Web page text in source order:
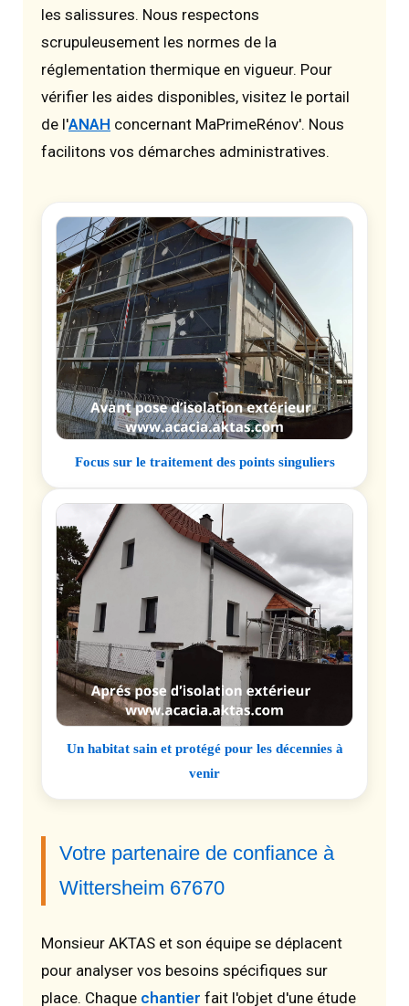
les salissures. Nous respectons
scrupuleusement les normes de la
réglementation thermique en vigueur. Pour
vérifier les aides disponibles, visitez le portail
de l'ANAH concernant MaPrimeRénov'. Nous
facilitons vos démarches administratives.
Focus sur le traitement des points singuliers
Un habitat sain et protégé pour les décennies à
venir
Votre partenaire de confiance à
Wittersheim 67670
Monsieur AKTAS et son équipe se déplacent
pour analyser vos besoins spécifiques sur
place. Chaque chantier fait l'objet d'une étude